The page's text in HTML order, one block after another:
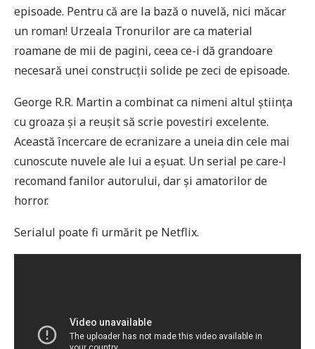
episoade. Pentru că are la bază o nuvelă, nici măcar
un roman! Urzeala Tronurilor are ca material
roamane de mii de pagini, ceea ce-i dă grandoare
necesară unei construcții solide pe zeci de episoade.
George R.R. Martin a combinat ca nimeni altul știința
cu groaza și a reușit să scrie povestiri excelente.
Această încercare de ecranizare a uneia din cele mai
cunoscute nuvele ale lui a eșuat. Un serial pe care-l
recomand fanilor autorului, dar și amatorilor de
horror.
Serialul poate fi urmărit pe Netflix.